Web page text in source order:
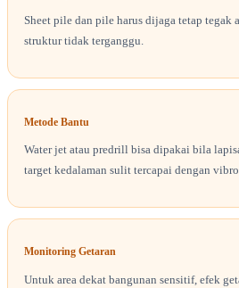
Sheet pile dan pile harus dijaga tetap tegak
struktur tidak terganggu.
Metode Bantu
Water jet atau predrill bisa dipakai bila
target kedalaman sulit tercapai dengan
Monitoring Getaran
Untuk area dekat bangunan sensitif, efek